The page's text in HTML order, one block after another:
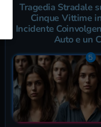
Tragedia Stradale
Cinque Vittime
Incidente
Auto e un